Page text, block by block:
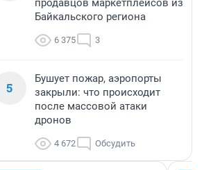
продавцов маркетплейсов из
Байкальского региона
6 375 3
5
Бушует пожар, аэропорты
закрыли: что происходит
после массовой атаки
дронов
4 672 Обсудить